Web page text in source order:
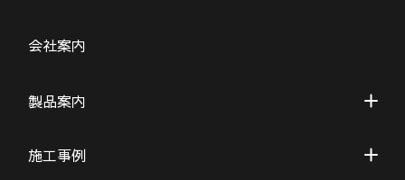
会社案内
製品案内
施工事例